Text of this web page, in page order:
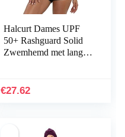
Halcurt Dames UPF
50+ Rashguard Solid
Zwemhemd met lange
€27.62